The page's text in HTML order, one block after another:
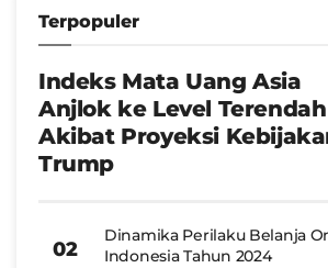
Terpopuler
Indeks Mata Uang Asia
Anjlok ke Level Terendah
Akibat Proyeksi
Trump
Dinamika Perilaku Belanja
Indonesia Tahun 2024